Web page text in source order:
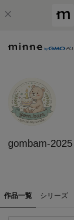
gombam-2025
作品一覧 シリーズ